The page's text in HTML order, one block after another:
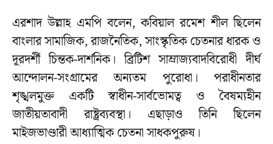
এরশাদ উল্লাহ এমপি বলেন, কবিয়াল রমেশ শীল ছিলেন
বাংলার সামাজিক, রাজনৈতিক, সাংস্কৃতিক চেতনার ধারক ও
দূরদর্শী চিন্তক-দার্শনিক। ব্রিটিশ সাম্রাজ্যবাদবিরোধী দীর্ঘ
আন্দোলন-সংগ্রামের অন্যতম পুরোধা। পরাধীনতার
শৃঙ্খলমুক্ত একটি স্বাধীন-সার্বভোমত্ব ও বৈষম্যহীন
জাতীয়তাবাদী রাষ্ট্রব্যবস্থা। এছাড়াও তিনি ছিলেন
মাইজভাণ্ডারী আধ্যাত্মিক চেতনা সাধকপুরুষ।